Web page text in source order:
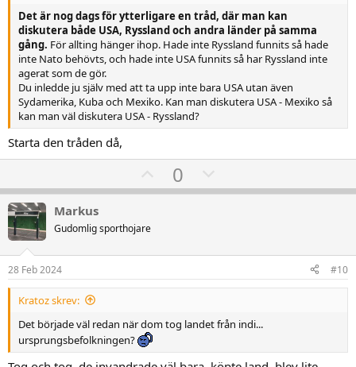
Det är nog dags för ytterligare en tråd, där man kan
diskutera både USA, Ryssland och andra länder på samma
gång. För allting hänger ihop. Hade inte Ryssland funnits så hade
inte Nato behövts, och hade inte USA funnits så har Ryssland inte
agerat som de gör.
Du inledde ju själv med att ta upp inte bara USA utan även
Sydamerika, Kuba och Mexiko. Kan man diskutera USA - Mexiko så
kan man väl diskutera USA - Ryssland?
Starta den tråden då,
U
p
t
0
o
v
t
Markus
Gudomlig sporthojare
28 Feb 2024 #10
Kratoz skrev:
Det började väl redan när dom tog landet från indi...
ursprungsbefolkningen?